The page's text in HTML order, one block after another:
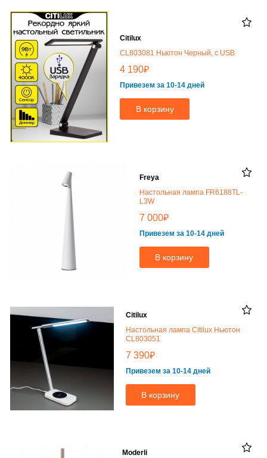
Citilux
CL803081 Ньютон Черный, с USB
4 190₽
Привезем за 10-14 дней
В корзину
Freya
Настольная лампа FR6188TL-
L3W
7 000₽
Привезем за 10-14 дней
В корзину
Citilux
Настольная лампа Citilux Ньютон
CL803051
7 390₽
Привезем за 10-14 дней
В корзину
Moderli